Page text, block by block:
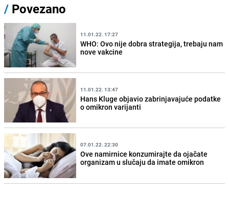
/ Povezano
11.01.22. 17:27
WHO: Ovo nije dobra strategija, trebaju nam
nove vakcine
11.01.22. 13:47
Hans Kluge objavio zabrinjavajuće podatke
o omikron varijanti
07.01.22. 22:30
Ove namirnice konzumirajte da ojačate
organizam u slučaju da imate omikron